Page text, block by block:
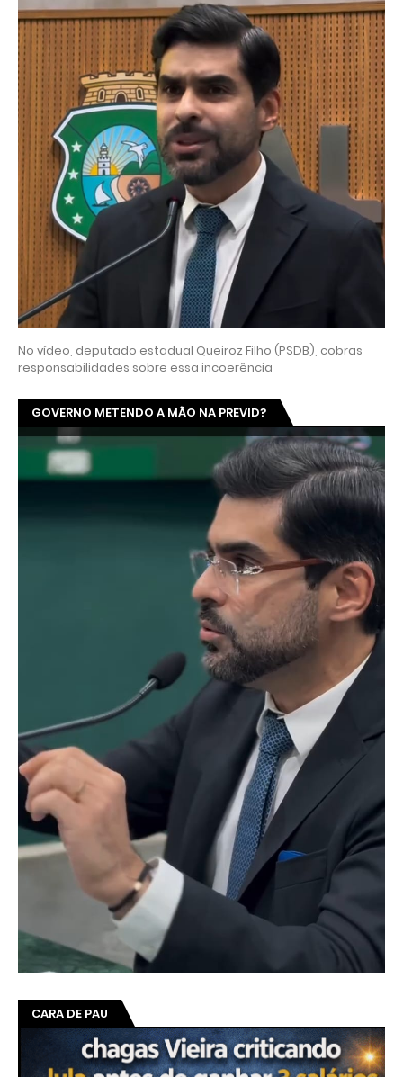
No vídeo, deputado estadual Queiroz Filho (PSDB), cobras
responsabilidades sobre essa incoerência
GOVERNO METENDO A MÃO NA PREVID?
CARA DE PAU